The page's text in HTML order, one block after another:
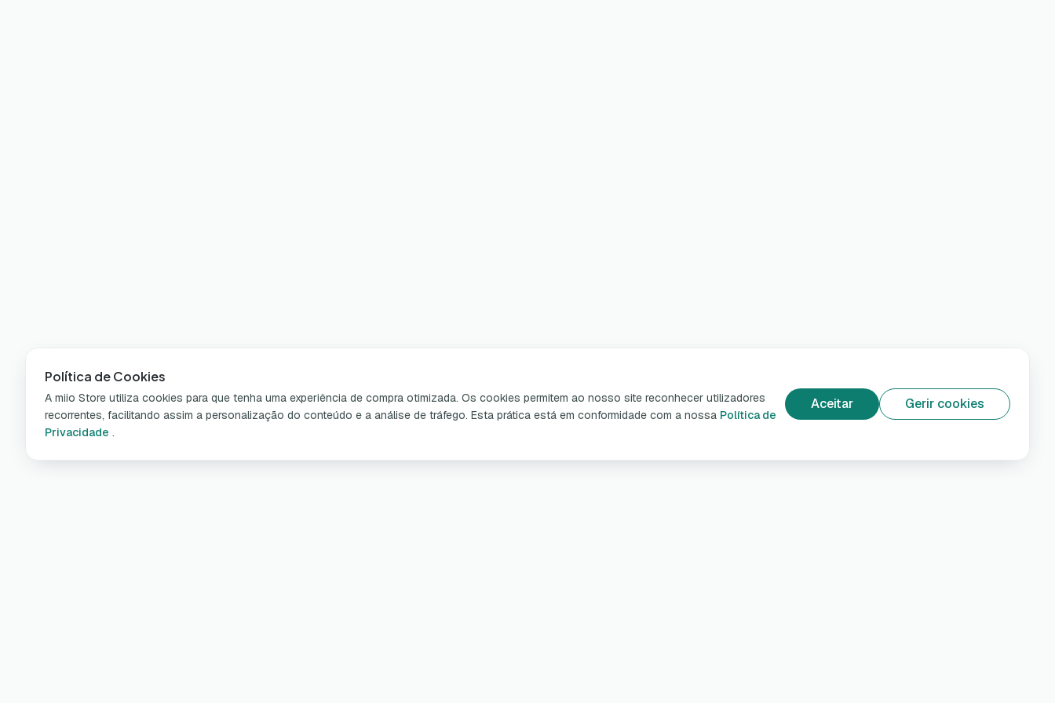
Política de Cookies
A miio Store utiliza cookies para que tenha uma experiência de compra otimizada. Os cookies permitem ao nosso site reconhecer utilizadores
recorrentes, facilitando assim a personalização do conteúdo e a análise de tráfego. Esta prática está em conformidade com a nossa Política de
Privacidade .
Aceitar Gerir cookies